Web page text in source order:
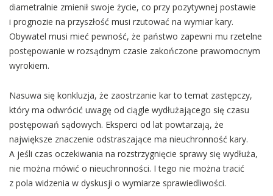
diametralnie zmienił swoje życie, co przy pozytywnej postawie
i prognozie na przyszłość musi rzutować na wymiar kary.
Obywatel musi mieć pewność, że państwo zapewni mu rzetelne
postępowanie w rozsądnym czasie zakończone prawomocnym
wyrokiem.
Nasuwa się konkluzja, że zaostrzanie kar to temat zastępczy,
który ma odwrócić uwagę od ciągle wydłużającego się czasu
postępowań sądowych. Eksperci od lat powtarzają, że
największe znaczenie odstraszające ma nieuchronność kary.
A jeśli czas oczekiwania na rozstrzygnięcie sprawy się wydłuża,
nie można mówić o nieuchronności. I tego nie można tracić
z pola widzenia w dyskusji o wymiarze sprawiedliwości.